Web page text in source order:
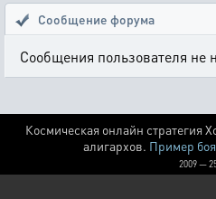
Сообщение форума
Сообщения пользователя не
Космическая онлайн стратегия
алигархов. Пример боя
2009 —